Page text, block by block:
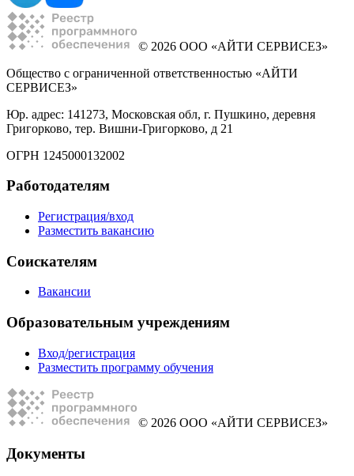
© 2026 ООО «АЙТИ СЕРВИСЕЗ»
Общество с ограниченной ответственностью «АЙТИ
СЕРВИСЕЗ»
Юр. адрес: 141273, Московская обл, г. Пушкино, деревня
Григорково, тер. Вишни-Григорково, д 21
ОГРН 1245000132002
Работодателям
Регистрация/вход
Разместить вакансию
Соискателям
Вакансии
Образовательным учреждениям
Вход/регистрация
Разместить программу обучения
© 2026 ООО «АЙТИ СЕРВИСЕЗ»
Документы